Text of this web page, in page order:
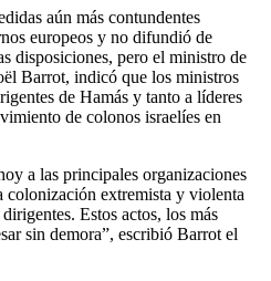
aún más contundentes
europeos y no difundió de
disposiciones, pero el ministro de
Barrot, indicó que los ministros
de Hamás y tanto a líderes
de colonos israelíes en
a las principales organizaciones
colonización extremista y violenta
Estos actos, los más
sin demora”, escribió Barrot el